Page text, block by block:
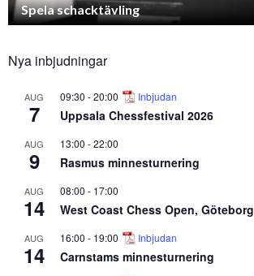
Spela schacktävling
Nya inbjudningar
AUG
7
09:30 -20:00 Inbjudan
Uppsala Chessfestival 2026
AUG
9
13:00 -22:00
Rasmus minnesturnering
AUG
14
08:00 - 17:00
West Coast Chess Open, Göteborg
AUG
14
16:00 - 19:00 Inbjudan
Carnstams minnesturnering